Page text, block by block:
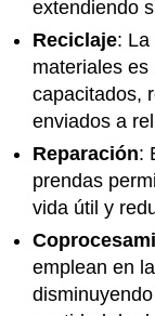
extendiendo
Reciclaje: La
materiales
capacitados,
enviados a
Reparación:
prendas
vida útil y
emplean en